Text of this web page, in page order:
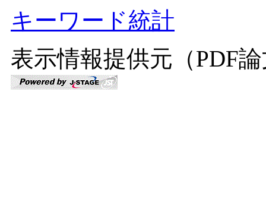
キーワード統計
表示情報提供元（PDF